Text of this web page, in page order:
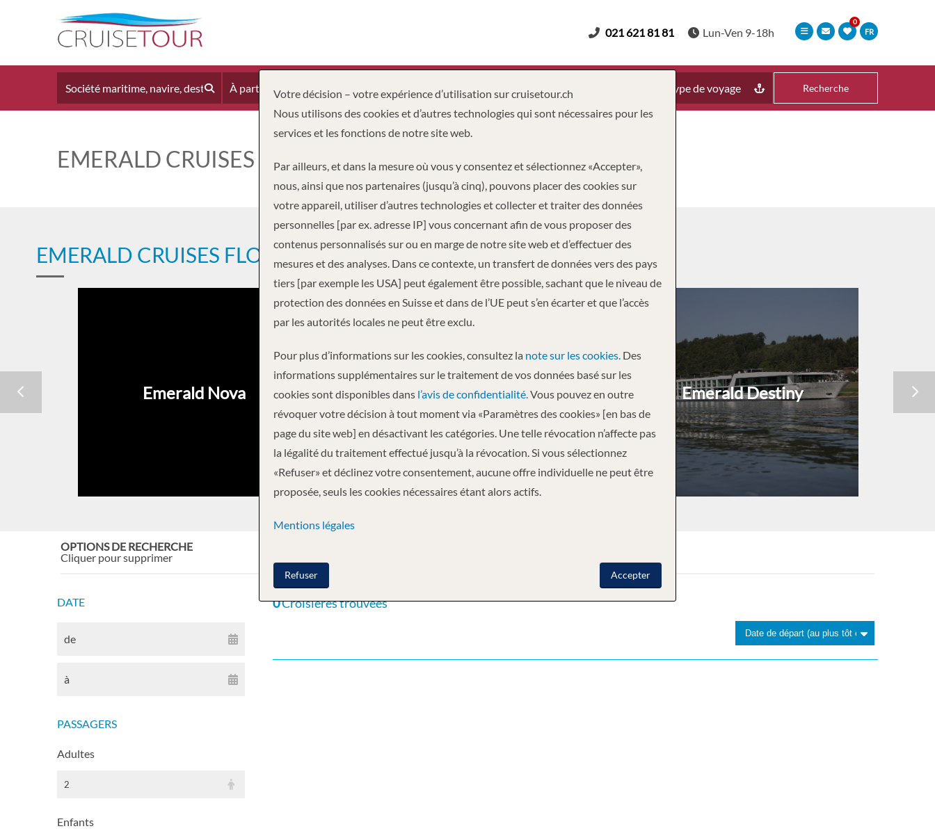
FR
021 621 81 81 Lun-Ven 9-18h
À partir du Adultes Enfants Durée Type de voyage Recherche
EMERALD CRUISES
EMERALD CRUISES FLOTTE
Emerald Nova Emerald Lumi Emerald Destiny
OPTIONS DE RECHERCHE
Cliquer pour supprimer
DATE
de
à
PASSAGERS
Adultes
2
Enfants
0Croisières trouvées
Votre décision – votre expérience d’utilisation sur cruisetour.ch
Nous utilisons des cookies et d’autres technologies qui sont nécessaires pour les
services et les fonctions de notre site web.
Par ailleurs, et dans la mesure où vous y consentez et sélectionnez «Accepter»,
nous, ainsi que nos partenaires (jusqu’à cinq), pouvons placer des cookies sur
votre appareil, utiliser d’autres technologies et collecter et traiter des données
personnelles [par ex. adresse IP] vous concernant afin de vous proposer des
contenus personnalisés sur ou en marge de notre site web et d’effectuer des
mesures et des analyses. Dans ce contexte, un transfert de données vers des pays
tiers [par exemple les USA] peut également être possible, sachant que le niveau de
protection des données en Suisse et dans de l’UE peut s’en écarter et que l’accès
par les autorités locales ne peut être exclu.
Pour plus d’informations sur les cookies, consultez la note sur les cookies. Des
informations supplémentaires sur le traitement de vos données basé sur les
cookies sont disponibles dans l’avis de confidentialité.Vous pouvez en outre
révoquer votre décision à tout moment via «Paramètres des cookies» [en bas de
page du site web] en désactivant les catégories. Une telle révocation n’affecte pas
la légalité du traitement effectué jusqu’à la révocation. Si vous sélectionnez
«Refuser» et déclinez votre consentement, aucune offre individuelle ne peut être
proposée, seuls les cookies nécessaires étant alors actifs.
Mentions légales
Accepter
Refuser